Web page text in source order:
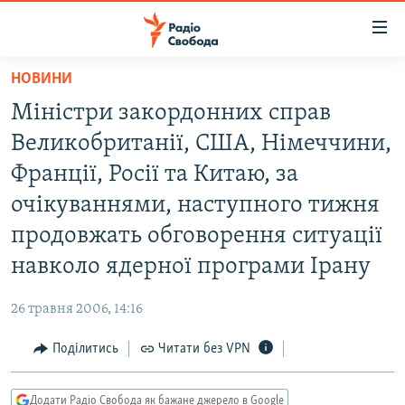
Перейти
основного
матеріалу
Перейти
до
основної
навігації
Перейти
до
ВСЕ ЗА ДОБУ
СТАТТІ
ПОЛІТИКА
СУСПІЛЬСТВО
УКРАЇНА
СВІТ
ВІЙНА
РОСІЙСЬКА «ФІЛЬТРАЦІЯ»
ДОНБАС.РЕАЛІЇ
СХЕМИ
КИТАЙ.ВИКЛИКИ
НОВИНИ
Міністри закордонних справ
Великобританії, США, Німеччини,
Франції, Росії та Китаю, за
очікуваннями, наступного тижня
продовжать обговорення ситуації
навколо ядерної програми Ірану
26 травня 2006, 14:16
Поділитись Читати без VPN
Додати Радіо Свобода як бажане джерело в Google